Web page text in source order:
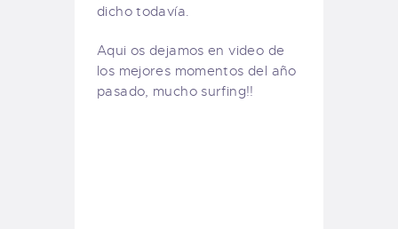
dicho todavía.
Aqui os dejamos en video de
los mejores momentos del año
pasado, mucho surfing!!